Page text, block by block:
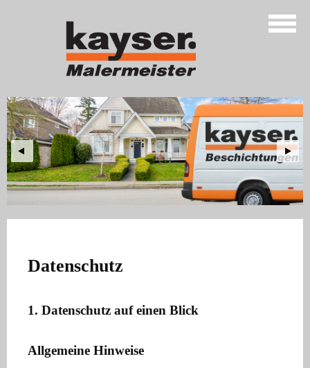
Datenschutz
1. Datenschutz auf einen Blick
Allgemeine Hinweise